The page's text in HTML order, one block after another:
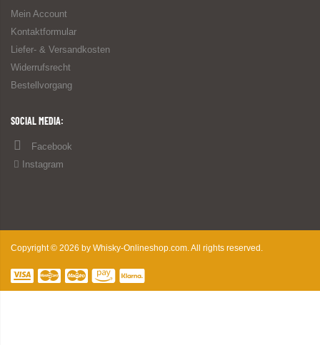
Mein Account
Kontaktformular
Liefer- & Versandkosten
Widerrufsrecht
Bestellvorgang
SOCIAL MEDIA:
Facebook
Instagram
Copyright © 2026 by Whisky-Onlineshop.com. All rights reserved.